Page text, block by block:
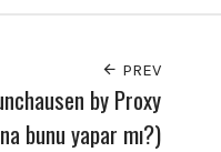
PREV
by Proxy
bunu yapar mı?)